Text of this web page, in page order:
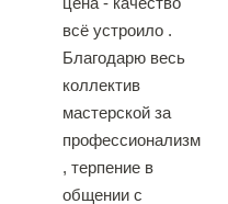
всё устроило .
Благодарю весь
коллектив
мастерской за
профессионализм
, терпение в
общении с